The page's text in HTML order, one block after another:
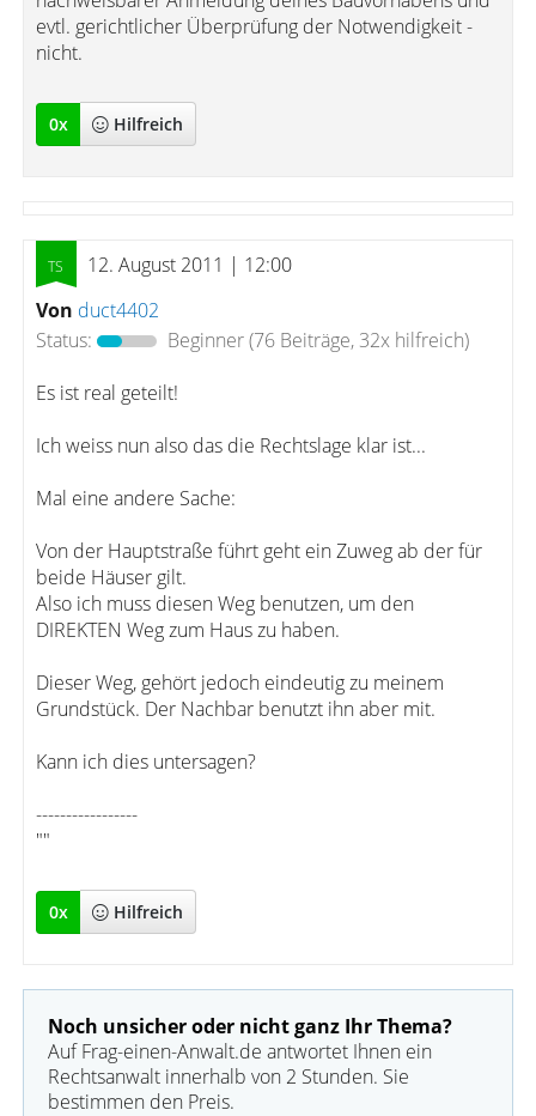
evtl. gerichtlicher Überprüfung der Notwendigkeit -
nicht.
0x Hilfreich
12. August 2011 | 12:00
Von duct4402
Status:
Beginner(76 Beiträge, 32x hilfreich)
Es ist real geteilt!
Ich weiss nun also das die Rechtslage klar ist...
Mal eine andere Sache:
Von der Hauptstraße führt geht ein Zuweg ab der für
beide Häuser gilt.
Also ich muss diesen Weg benutzen, um den
DIREKTEN Weg zum Haus zu haben.
Dieser Weg, gehört jedoch eindeutig zu meinem
Grundstück. Der Nachbar benutzt ihn aber mit.
Kann ich dies untersagen?
-----------------
""
0x Hilfreich
Noch unsicher oder nicht ganz Ihr Thema?
Auf Frag-einen-Anwalt.de antwortet Ihnen ein
Rechtsanwalt innerhalb von 2 Stunden. Sie
bestimmen den Preis.